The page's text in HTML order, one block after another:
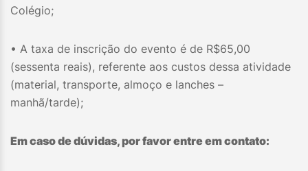
Colégio;
• A taxa de inscrição do evento é de R$65,00
(sessenta reais), referente aos custos dessa atividade
(material, transporte, almoço e lanches –
manhã/tarde);
Em caso de dúvidas, por favor entre em contato: